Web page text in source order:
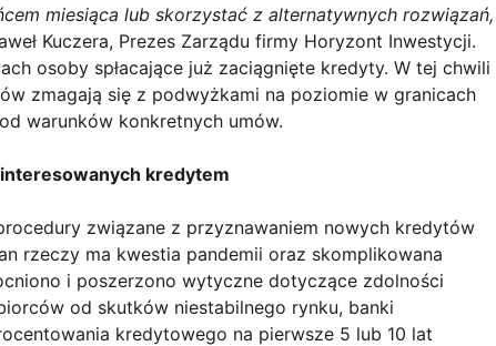
miesiąca lub skorzystać z alternatywnych rozwiązań,
Kuczera, Prezes Zarządu firmy Horyzont Inwestycji.
osoby spłacające już zaciągnięte kredyty. W tej chwili
zmagają się z podwyżkami na poziomie w granicach
warunków konkretnych umów.
kredytem
związane z przyznawaniem nowych kredytów
rzeczy ma kwestia pandemii oraz skomplikowana
i poszerzono wytyczne dotyczące zdolności
od skutków niestabilnego rynku, banki
kredytowego na pierwsze 5 lub 10 lat